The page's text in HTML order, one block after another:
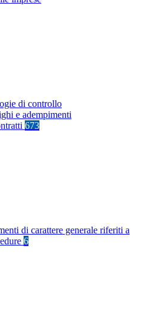
di controllo
e adempimenti
673
di carattere generale riferiti a
6